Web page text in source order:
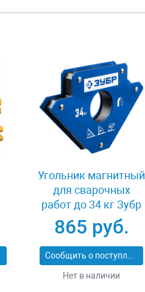
Угольник магнитный
для сварочных
работ до 34 кг Зубр
УМ-3 40050-34
865 руб.
Сообщить о поступлении
Нет в наличии